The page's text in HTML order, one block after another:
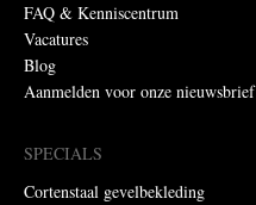
FAQ & Kenniscentrum
Vacatures
Blog
Aanmelden voor onze nieuwsbrief
SPECIALS
Cortenstaal gevelbekleding